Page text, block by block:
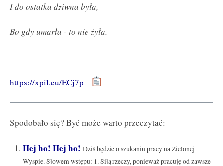
I do ostatka dziwna była,
Bo gdy umarła - to nie żyła.
https://xpil.eu/ECj7p
Spodobało się? Być może warto przeczytać:
Hej ho! Hej ho! Dziś będzie o szukaniu pracy na Zielonej
Wyspie. Słowem wstępu: 1. Siłą rzeczy, ponieważ pracuję od zawsze